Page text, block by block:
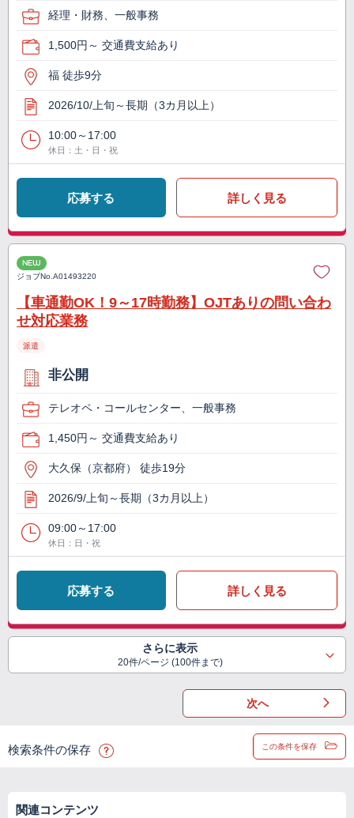
経理・財務、一般事務
1,500円～ 交通費支給あり
福 徒歩9分
2026/10/上旬～長期（3カ月以上）
10:00～17:00
休日：土・日・祝
応募する 詳しく見る
NEW
ジョブNo.A01493220
【車通勤OK！9～17時勤務】OJTありの問い合わ
せ対応業務
派遣
非公開
テレオペ・コールセンター、一般事務
1,450円～ 交通費支給あり
大久保（京都府） 徒歩19分
2026/9/上旬～長期（3カ月以上）
09:00～17:00
休日：日・祝
応募する 詳しく見る
さらに表示
20件/ページ (100件まで)
次へ
検索条件の保存 この条件を保存
関連コンテンツ